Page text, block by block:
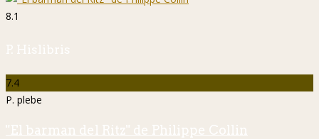
8.1
P. Hislibris
7.4
P. plebe
"El barman del Ritz" de Philippe Collin